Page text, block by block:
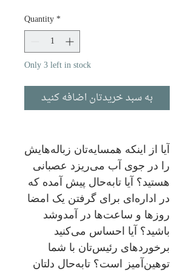
Quantity*
Only 3 left in stock
به سبد خریدتان اضافه کنید
آیا از اینکه همسایه‌تان زباله‌هایش
را در جوی آب می‌ریزد عصبانی
هستید؟ آیا تابه‌حال پیش آمده که
در اداره‌ای برای گرفتن یک امضا
روزها و ساعت‌ها در آمدوشد
باشید؟ آیا احساس می‌کنید
برخوردهای رئیس‌تان با شما
توهین‌آمیز است؟ تابه‌حال دلتان